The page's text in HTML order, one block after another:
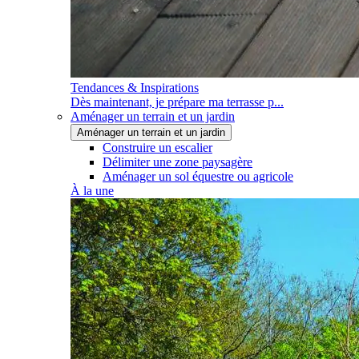
Tendances & Inspirations
Dès maintenant, je prépare ma terrasse p...
Aménager un terrain et un jardin
Aménager un terrain et un jardin
Construire un escalier
Délimiter une zone paysagère
Aménager un sol équestre ou agricole
À la une